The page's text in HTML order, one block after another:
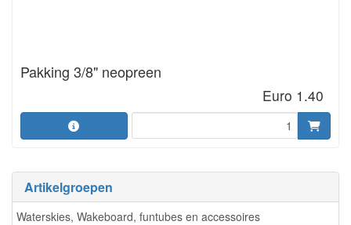
Artikelgroepen
Waterskies, Wakeboard, funtubes en accessoires
Pakking 3/8" neopreen
Euro 1.40